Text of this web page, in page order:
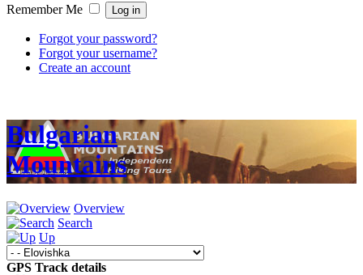
Remember Me
Forgot your password?
Forgot your username?
Create an account
Bulgarian
Mountains
Overview
Search
Up
GPS Track details